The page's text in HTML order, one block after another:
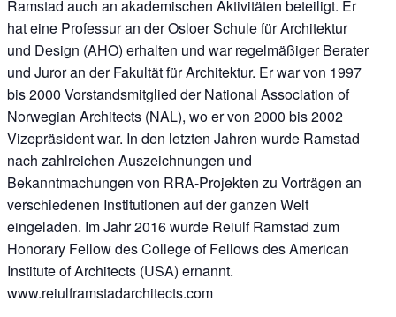
Ramstad auch an akademischen Aktivitäten beteiligt. Er
hat eine Professur an der Osloer Schule für Architektur
und Design (AHO) erhalten und war regelmäßiger Berater
und Juror an der Fakultät für Architektur. Er war von 1997
bis 2000 Vorstandsmitglied der National Association of
Norwegian Architects (NAL), wo er von 2000 bis 2002
Vizepräsident war. In den letzten Jahren wurde Ramstad
nach zahlreichen Auszeichnungen und
Bekanntmachungen von RRA-Projekten zu Vorträgen an
verschiedenen Institutionen auf der ganzen Welt
eingeladen. Im Jahr 2016 wurde Reiulf Ramstad zum
Honorary Fellow des College of Fellows des American
Institute of Architects (USA) ernannt.
www.reiulframstadarchitects.com